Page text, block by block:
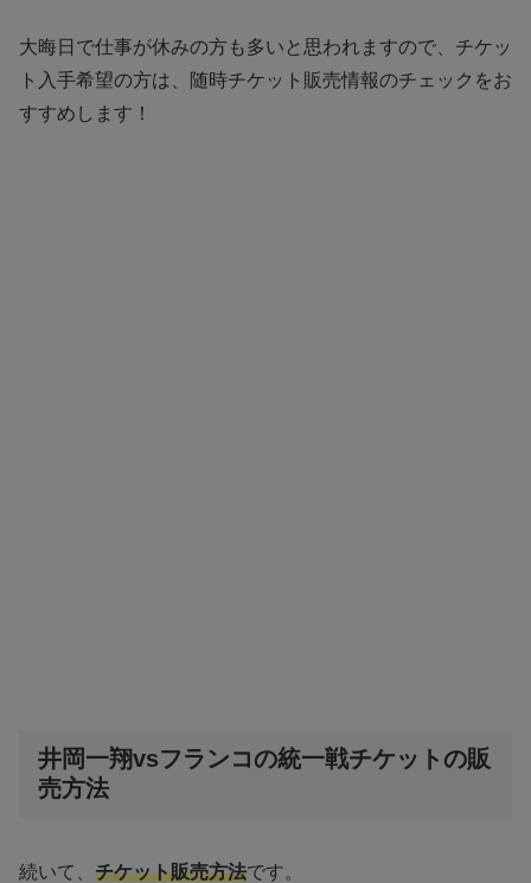
大晦日で仕事が休みの方も多いと思われますので、チケッ
ト入手希望の方は、随時チケット販売情報のチェックをお
すすめします！
井岡一翔vsフランコの統一戦チケットの販
売方法
続いて、 チケット販売方法です。